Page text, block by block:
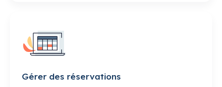
Gérer des réservations